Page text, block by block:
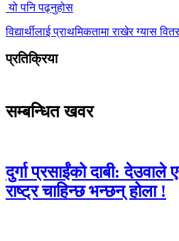
यो पनि पढ्नुहोस
विद्यार्थीलाई प्राथमिकतामा राखेर ग्यास
प्रतिक्रिया
सम्बन्धित खवर
दुर्गा प्रसाईंको दाबी: देउवाले
राष्ट्र चाहिन्छ भन्छन् होला !